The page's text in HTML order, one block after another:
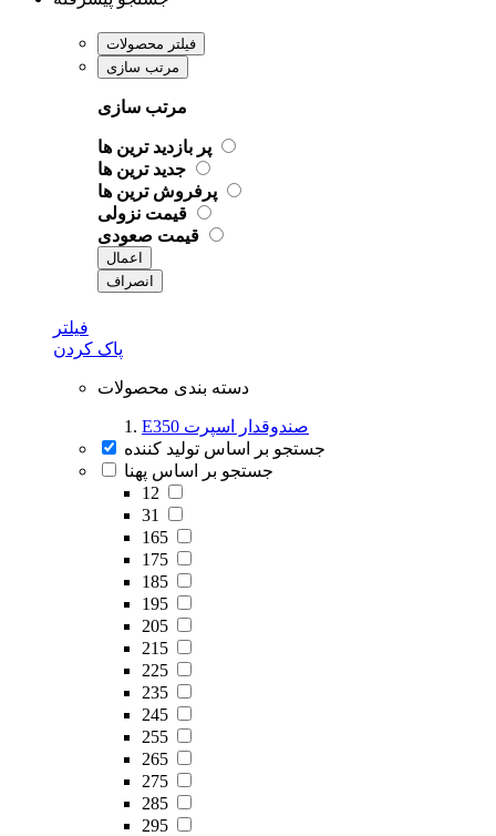
فیلتر محصولات
مرتب سازی
مرتب سازی
پر بازدید ترین ها
جدید ترین ها
پرفروش ترین ها
قیمت نزولی
قیمت صعودی
اعمال
انصراف
فیلتر
پاک کردن
دسته بندی محصولات
E350 صندوقدار اسپرت
جستجو بر اساس تولید کننده
جستجو بر اساس پهنا
12
31
165
175
185
195
205
215
225
235
245
255
265
275
285
295